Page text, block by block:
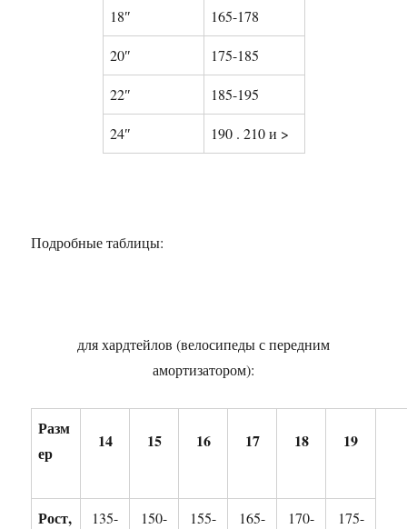
18″ 165-178
20″ 175-185
22″ 185-195
24″ 190 . 210 и >
Подробные таблицы:
для хардтейлов (велосипеды с передним
амортизатором):
Разм
ер
14 15 16 17 18 19
Рост,
135-
150-
155-
165-
170-
175-